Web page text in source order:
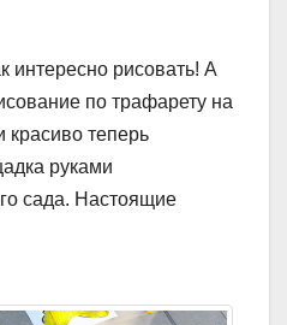
интересно рисовать! А
по трафарету на
теперь
руками
сада. Настоящие